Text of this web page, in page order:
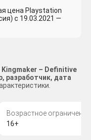
цена Playstation
с 19.03.2021 —
– Definitive
разработчик, дата
Возрастное ограничение
16+